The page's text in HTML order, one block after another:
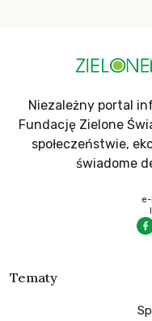
Niezależny portal
Fundację Zielone
społeczeństwie,
świadome
Tematy